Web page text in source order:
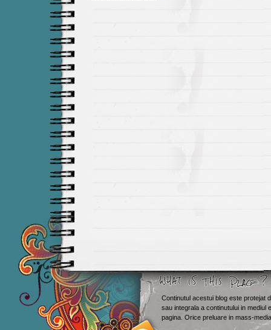
Continutul acestui blog este protejat
sau integrala a continutului in
pagina. Orice preluare in mass-
Smashing